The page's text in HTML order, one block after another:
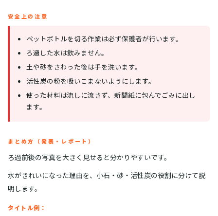
安全上の注意
ペットボトルを切る作業は必ず保護者が行います。
ろ過した水は飲みません。
土や砂をさわった後は手を洗います。
活性炭の粉を吸いこまないようにします。
使った材料は流しに流さず、新聞紙に包んでごみに出し
ます。
まとめ方（発表・レポート）
ろ過前後の写真を大きく見せると分かりやすいです。
水がきれいになった理由を、小石・砂・活性炭の役割に分けて説
明します。
タイトル例：